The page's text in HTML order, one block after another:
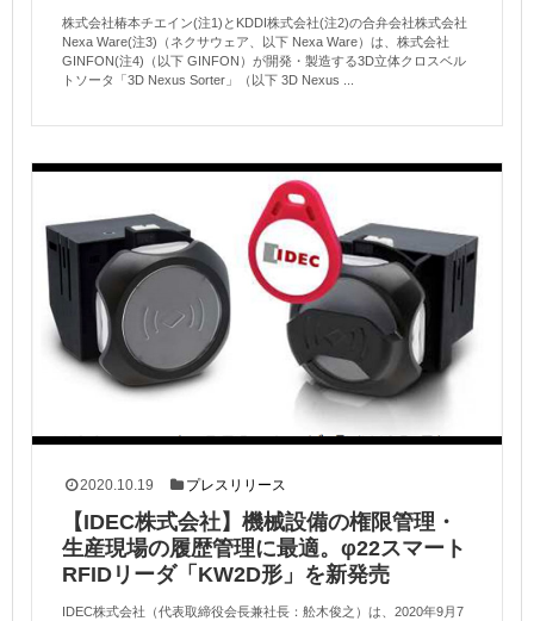
株式会社椿本チエイン(注1)とKDDI株式会社(注2)の合弁会社株式会社
Nexa Ware(注3)（ネクサウェア、以下 Nexa Ware）は、株式会社
GINFON(注4)（以下 GINFON）が開発・製造する3D立体クロスベル
トソータ「3D Nexus Sorter」（以下 3D Nexus ...
2020.10.19 プレスリリース
【IDEC株式会社】機械設備の権限管理・
生産現場の履歴管理に最適。φ22スマート
RFIDリーダ「KW2D形」を新発売
IDEC株式会社（代表取締役会長兼社長：舩木俊之）は、2020年9月7